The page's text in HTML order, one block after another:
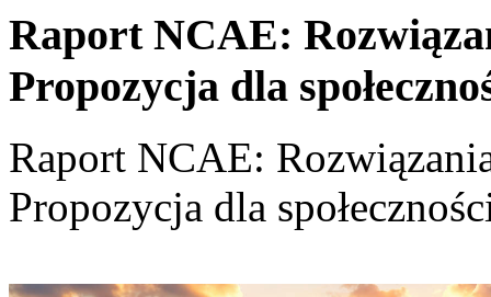
Raport NCAE:
Propozycja dla
Raport NCAE:
Propozycja dla